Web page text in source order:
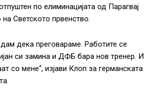
по елиминацијата од Парагвај
Светското првенство.
дека преговараме. Работите се
си замина и ДФБ бара нов тренер. И
со мене“, изјави Клоп за германската